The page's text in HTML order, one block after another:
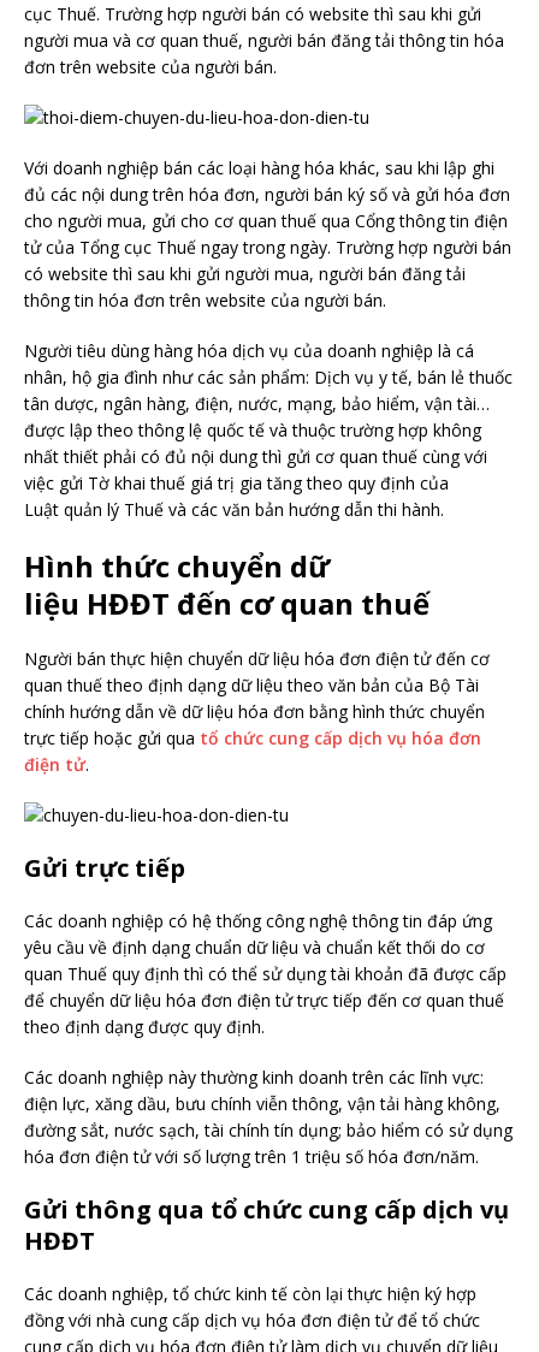
cục Thuế. Trường hợp người bán có website thì sau khi gửi
người mua và cơ quan thuế, người bán đăng tải thông tin hóa
đơn trên website của người bán.
Với doanh nghiệp bán các loại hàng hóa khác, sau khi lập ghi
đủ các nội dung trên hóa đơn, người bán ký số và gửi hóa đơn
cho người mua, gửi cho cơ quan thuế qua Cổng thông tin điện
tử của Tổng cục Thuế ngay trong ngày. Trường hợp người bán
có website thì sau khi gửi người mua, người bán đăng tải
thông tin hóa đơn trên website của người bán.
Người tiêu dùng hàng hóa dịch vụ của doanh nghiệp là cá
nhân, hộ gia đình như các sản phẩm: Dịch vụ y tế, bán lẻ thuốc
tân dược, ngân hàng, điện, nước, mạng, bảo hiểm, vận tài…
được lập theo thông lệ quốc tế và thuộc trường hợp không
nhất thiết phải có đủ nội dung thì gửi cơ quan thuế cùng với
việc gửi Tờ khai thuế giá trị gia tăng theo quy định của
Luật quản lý Thuế và các văn bản hướng dẫn thi hành.
Hình thức chuyển dữ
liệu HĐĐT đến cơ quan thuế
Người bán thực hiện chuyển dữ liệu hóa đơn điện tử đến cơ
quan thuế theo định dạng dữ liệu theo văn bản của Bộ Tài
chính hướng dẫn về dữ liệu hóa đơn bằng hình thức chuyển
trực tiếp hoặc gửi qua tổ chức cung cấp dịch vụ hóa đơn
điện tử.
Gửi trực tiếp
Các doanh nghiệp có hệ thống công nghệ thông tin đáp ứng
yêu cầu về định dạng chuẩn dữ liệu và chuẩn kết thối do cơ
quan Thuế quy định thì có thể sử dụng tài khoản đã được cấp
để chuyển dữ liệu hóa đơn điện tử trực tiếp đến cơ quan thuế
theo định dạng được quy định.
Các doanh nghiệp này thường kinh doanh trên các lĩnh vực:
điện lực, xăng dầu, bưu chính viễn thông, vận tải hàng không,
đường sắt, nước sạch, tài chính tín dụng; bảo hiểm có sử dụng
hóa đơn điện tử với số lượng trên 1 triệu số hóa đơn/năm.
Gửi thông qua tổ chức cung cấp dịch vụ
HĐĐT
Các doanh nghiệp, tổ chức kinh tế còn lại thực hiện ký hợp
đồng với nhà cung cấp dịch vụ hóa đơn điện tử để tổ chức
cung cấp dịch vụ hóa đơn điện tử làm dịch vụ chuyển dữ liệu